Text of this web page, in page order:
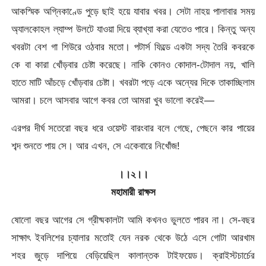
আকস্মিক অগ্নিকাণ্ডে পুড়ে ছাই হয়ে যাবার খবর। সেটা নাহয় পালাবার সময়
অ্যালকোহল ল্যাম্প উলটে যাওয়া দিয়ে ব্যাখ্যা করা যেতেও পারে। কিন্তু অন্য
খবরটা বেশ গা শিউরে ওঠবার মতো। পটার্স ফিল্ডে একটা সদ্য তৈরি কবরকে
কে বা কারা খোঁড়বার চেষ্টা করেছে। নাকি কোনও কোদাল-টোদাল নয়, খালি
হাতে মাটি আঁচড়ে খোঁড়বার চেষ্টা। খবরটা পড়ে একে অন্যের দিকে তাকাচ্ছিলাম
আমরা। চলে আসবার আগে কবর তো আমরা খুব ভালো করেই—
এরপর দীর্ঘ সতেরো বছর ধরে ওয়েস্ট বারংবার বলে গেছে, পেছনে কার পায়ের
শব্দ শুনতে পায় সে। আর এখন, সে একেবারে নিখোঁজ!
।।২।।
মহামারী রাক্ষস
ষোলো বছর আগের সে গ্রীষ্মকালটা আমি কখনও ভুলতে পারব না। সে-বছর
সাক্ষাৎ ইবলিশের চ্যালার মতোই যেন নরক থেকে উঠে এসে গোটা আরখাম
শহর জুড়ে দাপিয়ে বেড়িয়েছিল কালান্তক টাইফয়েড। ক্রাইস্টচার্চের